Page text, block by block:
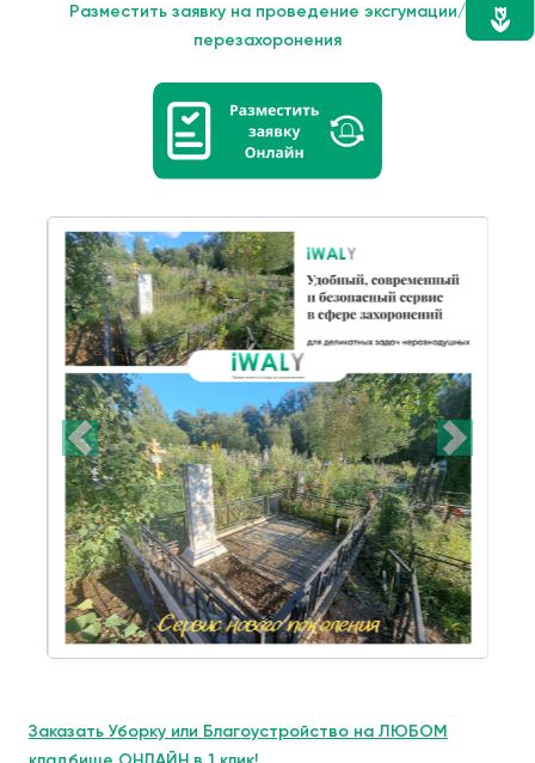
Разместить заявку на проведение эксгумации/
перезахоронения
Заказать Уборку или Благоустройство на ЛЮБОМ